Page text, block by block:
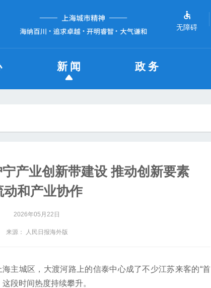
无障碍
新闻 政务
产业创新带建设 推动创新要素
动和产业协作
2026年05月22日
来源： 人民日报海外版
城区，大渡河路上的信泰中心成了不少江苏来客的“首
段时间热度持续攀升。